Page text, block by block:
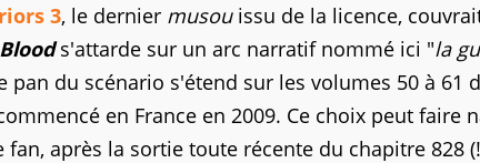
3, le dernier musouissu de la licence,
s'attarde sur un arc narratif nommé ici "la
pan du scénario s'étend sur les volumes 50 à 61
en France en 2009. Ce choix peut faire
après la sortie toute récente du chapitre 828